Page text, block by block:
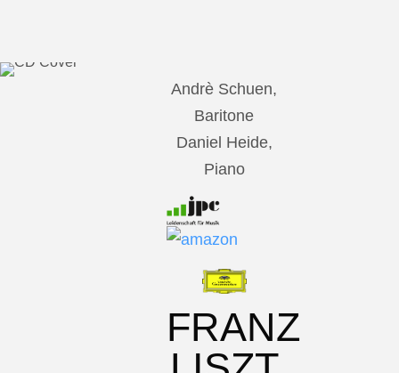
Andrè Schuen,
Baritone
Daniel Heide,
Piano
FRANZ